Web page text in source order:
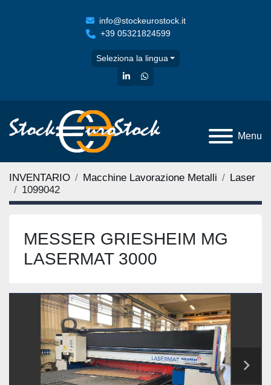
info@stockeurostock.it
+39 05321824599
Seleziona la lingua
linkedinwhatsapp
Menu
INVENTARIO Macchine Lavorazione Metalli
Laser
1099042
MESSER GRIESHEIM MG
LASERMAT 3000